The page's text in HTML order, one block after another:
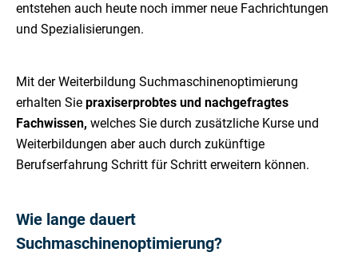
entstehen auch heute noch immer neue Fachrichtungen
und Spezialisierungen.
Mit der Weiterbildung Suchmaschinenoptimierung
erhalten Sie praxiserprobtes und nachgefragtes
Fachwissen, welches Sie durch zusätzliche Kurse und
Weiterbildungen aber auch durch zukünftige
Berufserfahrung Schritt für Schritt erweitern können.
Wie lange dauert
Suchmaschinenoptimierung?